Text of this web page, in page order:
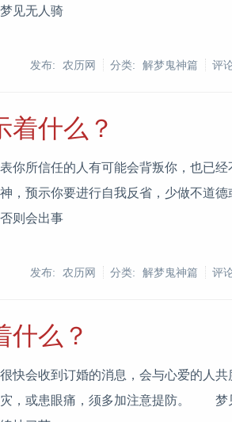
见无人骑
发布: 农历网
分类: 解梦鬼神篇 评
着什么？
你所信任的人有可能会背叛你，也已经
预示你要进行自我反省，少做不道德
则会出事
发布: 农历网
分类: 解梦鬼神篇 评
什么？
快会收到订婚的消息，会与心爱的人共
，或患眼痛，须多加注意提防。 梦